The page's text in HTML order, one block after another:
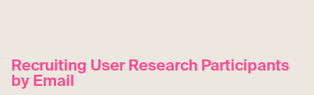
Recruiting User Research Participants
by Email